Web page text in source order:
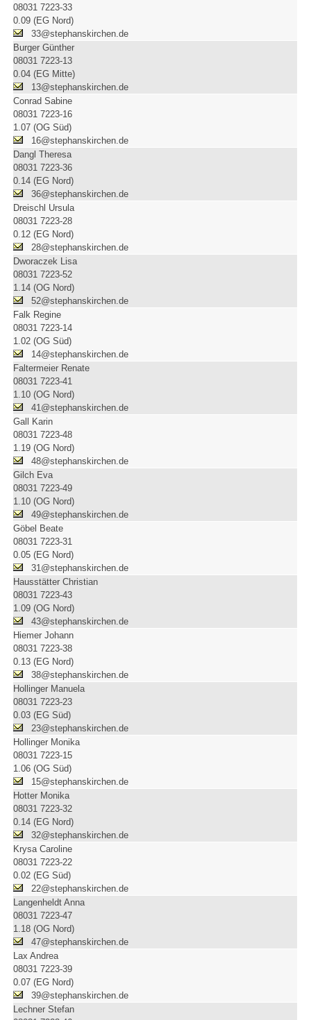
08031 7223-33
0.09 (EG Nord)
33@stephanskirchen.de
Burger Günther
08031 7223-13
0.04 (EG Mitte)
13@stephanskirchen.de
Conrad Sabine
08031 7223-16
1.07 (OG Süd)
16@stephanskirchen.de
Dangl Theresa
08031 7223-36
0.14 (EG Nord)
36@stephanskirchen.de
Dreischl Ursula
08031 7223-28
0.12 (EG Nord)
28@stephanskirchen.de
Dworaczek Lisa
08031 7223-52
1.14 (OG Nord)
52@stephanskirchen.de
Falk Regine
08031 7223-14
1.02 (OG Süd)
14@stephanskirchen.de
Faltermeier Renate
08031 7223-41
1.10 (OG Nord)
41@stephanskirchen.de
Gall Karin
08031 7223-48
1.19 (OG Nord)
48@stephanskirchen.de
Gilch Eva
08031 7223-49
1.10 (OG Nord)
49@stephanskirchen.de
Göbel Beate
08031 7223-31
0.05 (EG Nord)
31@stephanskirchen.de
Hausstätter Christian
08031 7223-43
1.09 (OG Nord)
43@stephanskirchen.de
Hiemer Johann
08031 7223-38
0.13 (EG Nord)
38@stephanskirchen.de
Hollinger Manuela
08031 7223-23
0.03 (EG Süd)
23@stephanskirchen.de
Hollinger Monika
08031 7223-15
1.06 (OG Süd)
15@stephanskirchen.de
Hotter Monika
08031 7223-32
0.14 (EG Nord)
32@stephanskirchen.de
Krysa Caroline
08031 7223-22
0.02 (EG Süd)
22@stephanskirchen.de
Langenheldt Anna
08031 7223-47
1.18 (OG Nord)
47@stephanskirchen.de
Lax Andrea
08031 7223-39
0.07 (EG Nord)
39@stephanskirchen.de
Lechner Stefan